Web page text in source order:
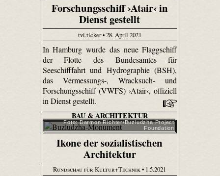
Forschungsschiff ›Atair‹ in
Dienst gestellt
tvi.ticker • 28. April 2021
In Hamburg wurde das neue Flaggschiff
der Flotte des Bundesamtes für
Seeschifffahrt und Hydrographie (BSH),
das Vermessungs-, Wracksuch- und
Forschungsschiff (VWFS) ›Atair‹, offiziell
in Dienst gestellt.
BAU & ARCHITEKTUR
Foto: Darmon Richter/Buzludzha Project
Foundation
Ikone der sozialistischen
Architektur
Rundschau für Kultur+Technik• 1.5.2021